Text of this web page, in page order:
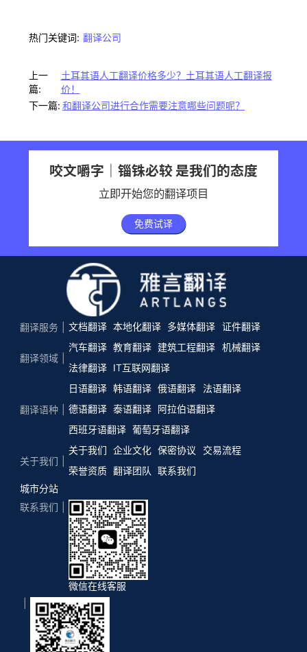
热门关键词: 翻译公司
上一
篇:
土耳其语人工翻译价格多少？土耳其语人工翻译报
价！
下一篇: 和翻译公司进行合作需要注意哪些问题呢？
咬文嚼字｜锱铢必较 是我们的态度
立即开始您的翻译项目
免费试译
翻译服务 文档翻译 本地化翻译 多媒体翻译 证件翻译
翻译领域
汽车翻译 教育翻译 建筑工程翻译 机械翻译
法律翻译
IT互联网翻译
翻译语种
日语翻译 韩语翻译 俄语翻译
法语翻译
德语翻译 泰语翻译 阿拉伯语翻译
西班牙语翻译 葡萄牙语翻译
关于我们
关于我们 企业文化 保密协议
交易流程
荣誉资质 翻译团队
联系我们
城市分站
联系我们
微信在线客服